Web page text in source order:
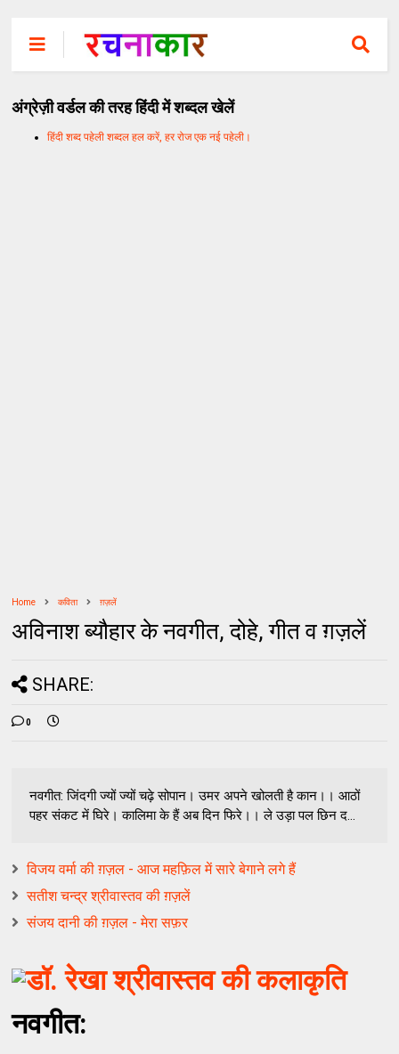
अंग्रेज़ी वर्डल की तरह हिंदी में शब्दल खेलें
हिंदी शब्द पहेली शब्दल हल करें, हर रोज एक नई पहेली।
Home कविता ग़ज़लें
अविनाश ब्यौहार के नवगीत, दोहे, गीत व ग़ज़लें
SHARE:
0
नवगीत: जिंदगी ज्यों ज्यों चढ़े सोपान। उमर अपने खोलती है कान।। आठों
पहर संकट में घिरे। कालिमा के हैं अब दिन फिरे।। ले उड़ा पल छिन द...
विजय वर्मा की ग़ज़ल - आज महफ़िल में सारे बेगाने लगे हैं
सतीश चन्द्र श्रीवास्तव की ग़ज़लें
संजय दानी की ग़ज़ल - मेरा सफ़र
नवगीत: